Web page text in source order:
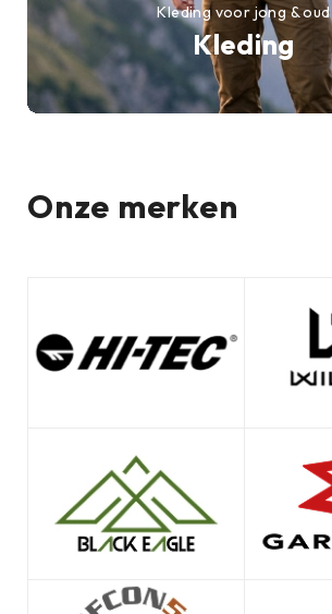
Kleding
Kleding voor jong & oud
Onze merken